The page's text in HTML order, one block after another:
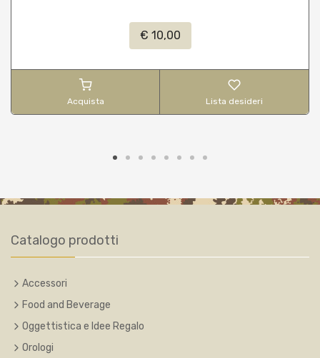
€ 10,00
Acquista Lista desideri
Catalogo prodotti
Accessori
Food and Beverage
Oggettistica e Idee Regalo
Orologi